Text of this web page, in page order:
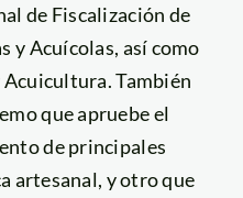
de Fiscalización de
y Acuícolas, así como
Acuicultura. También
que apruebe el
de principales
artesanal, y otro que